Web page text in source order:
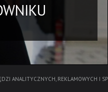
ANALITYCZNYCH, REKLAMOWYCH I